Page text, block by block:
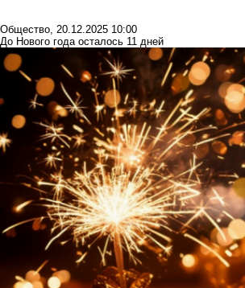
Общество, 20.12.2025 10:00
До Нового года осталось 11 дней